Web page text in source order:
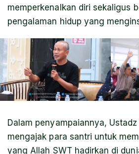
memperkenalkan diri sekaligus
pengalaman hidup yang
Dalam penyampaiannya,
mengajak para santri untuk
yang Allah SWT hadirkan di